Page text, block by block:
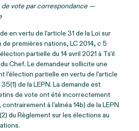
vote par correspondance —
en vertu de l'article 31 de la Loi sur
premières nations, LC 2014, c 5
partielle du 14 avril 2021 à Ts'il
Chef. Le demandeur sollicite une
l'élection partielle en vertu de l'article
de la LEPN. La demande est
de vote ont été incorrectement
à l'alinéa 14b) de la LEPN
du Règlement sur les élections au